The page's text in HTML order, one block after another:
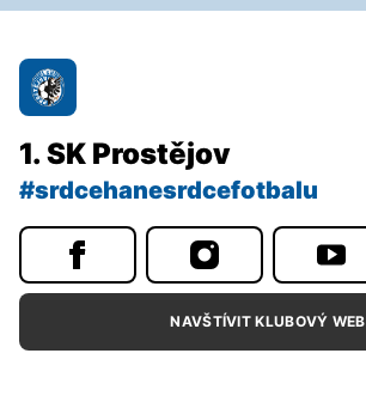
1. SK Prostějov
#srdcehanesrdcefotbalu
NAVŠTÍVIT KLUBOVÝ WEB